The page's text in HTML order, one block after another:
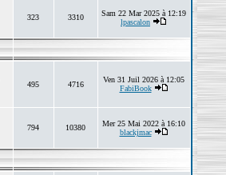
323 3310
Sam 22 Mar 2025 à 12:19
lpascalon
495 4716
Ven 31 Juil 2026 à 12:05
FabiBook
794 10380
Mer 25 Mai 2022 à 16:10
blackjmac